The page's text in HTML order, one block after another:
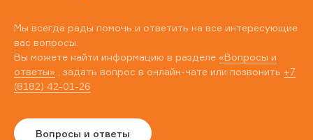
Мы всегда рады помочь и ответить на все интересующие
вас вопросы.
Вы можете найти информацию в разделе «Вопросы и
ответы» , задать вопрос в онлайн-чате или позвонить +7
(8182) 42-01-26
Вопросы и ответы